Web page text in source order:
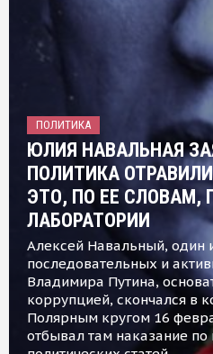
ПОЛИТИКА
ЮЛИЯ НАВАЛЬНАЯ
ПОЛИТИКА
ЭТО, ПО ЕЕ СЛОВАМ,
ЛАБОРАТОРИИ
Алексей Навальный, один
последовательных и
Владимира Путина,
коррупцией, скончался в
Полярным кругом 16
отбывал там наказание